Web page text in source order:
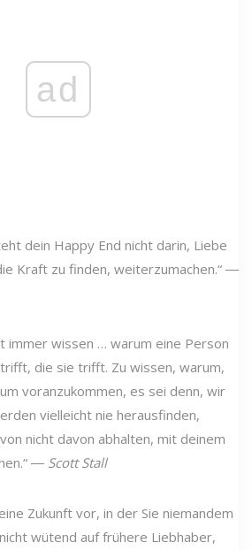
ad
dein Happy End nicht darin, Liebe
Kraft zu finden, weiterzumachen.“ ―
immer wissen … warum eine Person
die sie trifft. Zu wissen, warum,
voranzukommen, es sei denn, wir
vielleicht nie herausfinden,
nicht davon abhalten, mit deinem
― Scott Stall
Zukunft vor, in der Sie niemandem
wütend auf frühere Liebhaber,